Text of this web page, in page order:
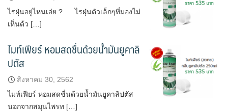
ไรฝุ่นอยู่ไหนเอ่ย ? ไรฝุ่นตัวเล็กๆที่มองไม่
เห็นด้ว […]
ไมท์เฟียร์ หอมสดชื่นด้วยน้ำมันยูคาลิ
ปตัส
สิงหาคม 30, 2562
ไมท์เฟียร์ หอมสดชื่นด้วยน้ำมันยูคาลิปตัส
นอกจากสมุนไพรท […]